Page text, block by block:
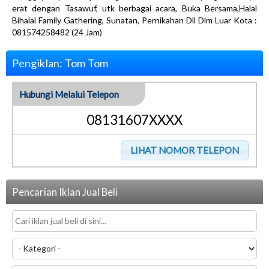
erat dengan Tasawuf, utk berbagai acara, Buka Bersama,Halal
Bihalal Family Gathering, Sunatan, Pernikahan Dll Dlm Luar Kota :
081574258482 (24 Jam)
Pengiklan: Tom Tom
Hubungi Melalui Telepon
08131607XXXX
Pencarian Iklan Jual Beli